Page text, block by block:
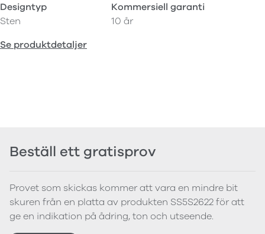
Designtyp
Sten
Kommersiell garanti
10 år
Se produktdetaljer
Beställ ett gratisprov
Provet som skickas kommer att vara en mindre bit
skuren från en platta av produkten SS5S2622 för att
ge en indikation på ådring, ton och utseende.